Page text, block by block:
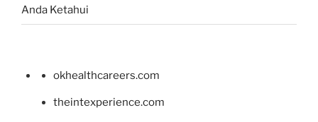
Anda Ketahui
okhealthcareers.com
theintexperience.com